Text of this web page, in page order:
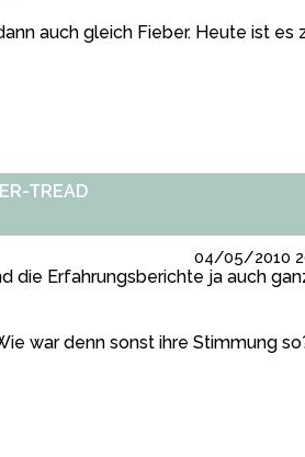
auch gleich Fieber. Heute ist es
TREAD
04/05/2010
die Erfahrungsberichte ja auch
war denn sonst ihre Stimmung